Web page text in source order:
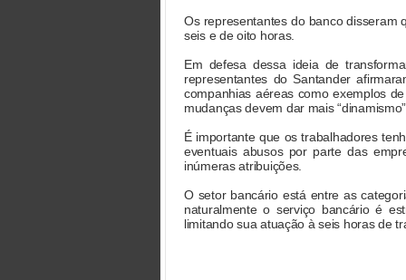
Os representantes do banco disseram
seis e de oito horas.
Em defesa dessa ideia de
representantes do Santander
companhias aéreas como exemplos
mudanças devem dar mais
É importante que os trabalhadores
eventuais abusos por parte das
inúmeras atribuições.
O setor bancário está entre as
naturalmente o serviço bancário é
limitando sua atuação à seis horas de